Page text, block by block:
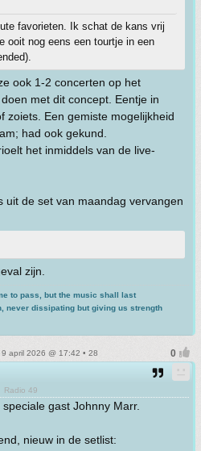
favorieten. Ik schat de kans vrij
ooit nog eens een tourtje in een
ook 1-2 concerten op het
met dit concept. Eentje in
zoiets. Een gemiste mogelijkheid
had ook gekund.
het inmiddels van de live-
uit de set van maandag vervangen
zijn.
to pass, but the music shall last
never dissipating but giving us strength
april 2026 @ 17:42 • 28
Radio 49
gast Johnny Marr.
nieuw in de setlist: